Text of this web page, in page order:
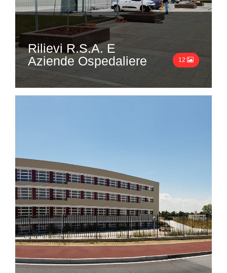
Rilievi R.S.A. E
Aziende Ospedaliere
12